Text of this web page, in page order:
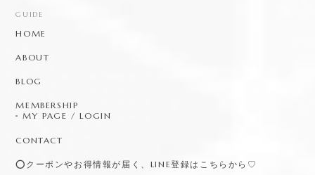
GUIDE
HOME
ABOUT
BLOG
MEMBERSHIP
MY PAGE / LOGIN
CONTACT
⭕️クーポンやお得情報が届く、LINE登録はこちらから♡